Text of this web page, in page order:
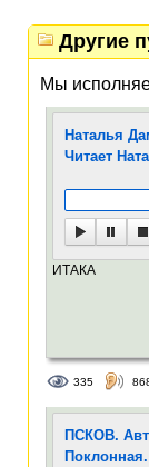
Другие
Мы
Наталья
Читает
ИТАКА
335
ПСКОВ.
Поклонная.